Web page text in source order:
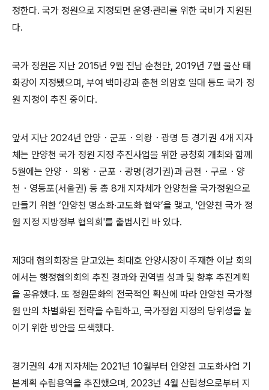
정한다. 국가 정원으로 지정되면 운영·관리를 위한 국비가 지원된
다.
국가 정원은 지난 2015년 9월 전남 순천만, 2019년 7월 울산 태
화강이 지정됐으며, 부여 백마강과 춘천 의암호 일대 등도 국가 정
원 지정이 추진 중이다.
앞서 지난 2024년 안양 ・ 군포 ・ 의왕 ・광명 등 경기권 4개 지자
체는 안양천 국가 정원 지정 추진사업을 위한 공청회 개최와 함께
5월에는 안양 ・ 의왕 ・ 군포 ・광명(경기권)과 금천 ・ 구로 ・ 양
천 ・ 영등포(서울권) 등 총 8개 지자체가 안양천을 국가정원으로
만들기 위한 ‘안양천 명소화·고도화 협약’을 맺고, '안양천 국가 정
원 지정 지방정부 협의회 '를 출범시킨 바 있다.
제 3대 협의회장을 맡고있는 최대호 안양시장이 주재한 이날 회의
에서는 행정협의회의 추진 경과와 권역별 성과 및 향후 추진계획
을 공유했다. 또 정원문화의 전국적인 확산에 따라 안양천 국가정
원 만의 차별화된 전략을 수립하고, 국가정원 지정의 당위성을 높
이기 위한 방안을 모색했다.
경기권의 4개 지자체는 2021년 10월부터 안양천 고도화사업 기
본계획 수립용역을 추진했으며, 2023년 4월 산림청으로부터 지